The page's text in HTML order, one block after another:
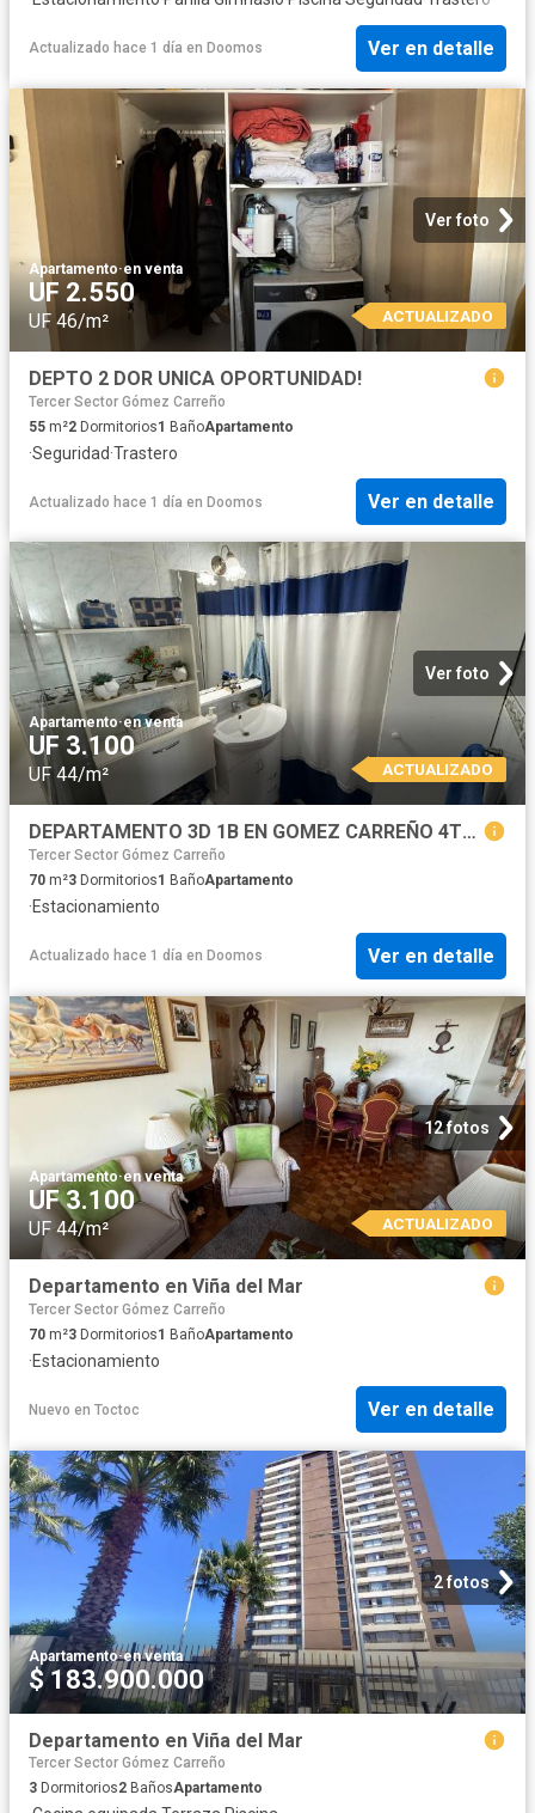
Actualizado hace 1 día en Doomos Ver en detalle
Ver foto
Apartamento·en venta
UF 2.550
UF 46/m² ACTUALIZADO
DEPTO 2 DOR UNICA OPORTUNIDAD!
Tercer Sector Gómez Carreño
55 m²2 Dormitorios1 BañoApartamento
·Seguridad·Trastero
Actualizado hace 1 día en Doomos Ver en detalle
Ver foto
Apartamento·en venta
UF 3.100
UF 44/m² ACTUALIZADO
DEPARTAMENTO 3D 1B EN GOMEZ CARREÑO 4TO PISO VIÑA DEL MAR
Tercer Sector Gómez Carreño
70 m²3 Dormitorios1 BañoApartamento
·Estacionamiento
Actualizado hace 1 día en Doomos Ver en detalle
12 fotos
Apartamento·en venta
UF 3.100
UF 44/m² ACTUALIZADO
Departamento en Viña del Mar
Tercer Sector Gómez Carreño
70 m²3 Dormitorios1 BañoApartamento
·Estacionamiento
Nuevo en Toctoc Ver en detalle
2 fotos
Apartamento·en venta
$ 183.900.000
Departamento en Viña del Mar
Tercer Sector Gómez Carreño
3 Dormitorios2 BañosApartamento